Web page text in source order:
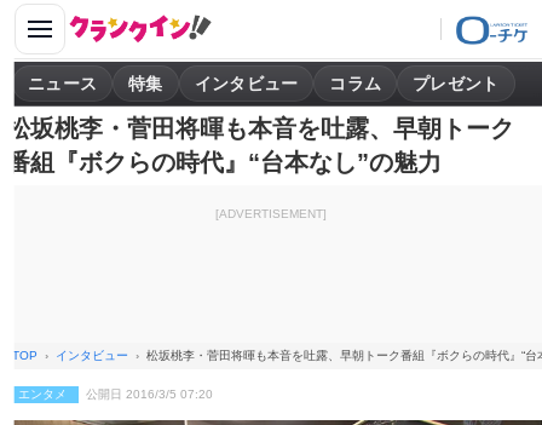
ニュース 特集 インタビュー コラム プレゼント
松坂桃李・菅田将暉も本音を吐露、早朝トーク
番組『ボクらの時代』“台本なし”の魅力
[ADVERTISEMENT]
TOP インタビュー 松坂桃李・菅田将暉も本音を吐露、早朝トーク番組『ボクらの時代』“台
エンタメ 公開日 2016/3/5 07:20